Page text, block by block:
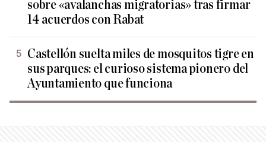
sobre «avalanchas migratorias» tras firmar
14 acuerdos con Rabat
Castellón suelta miles de mosquitos tigre en
sus parques: el curioso sistema pionero del
Ayuntamiento que funciona